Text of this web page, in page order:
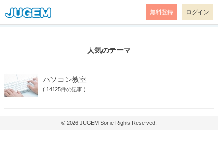
無料登録 ログイン
人気のテーマ
パソコン教室
( 14125件の記事 )
© 2026 JUGEM Some Rights Reserved.